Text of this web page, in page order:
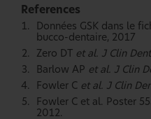
References
Données GSK dans le
bucco-dentaire, 2017
Zero DT
et al. J Clin Dent
Barlow AP et al. J Clin
Fowler C et al. J Clin
Fowler C et al. Poster
2012.